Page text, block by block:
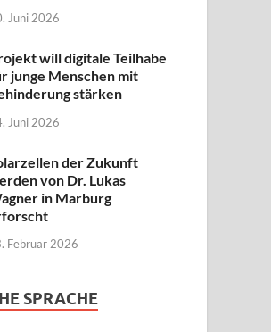
Juni 2026
will digitale Teilhabe
junge Menschen mit
stärken
Juni 2026
der Zukunft
von Dr. Lukas
in Marburg
Februar 2026
SPRACHE